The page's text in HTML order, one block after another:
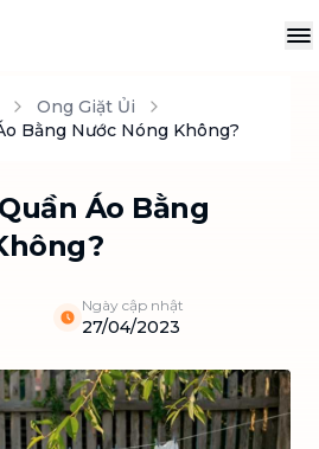
Ong Giặt Ủi
Bằng Nước Nóng Không?
Áo Bằng
Ngày cập nhật
27/04/2023